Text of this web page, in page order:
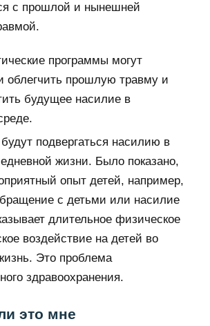
с прошлой и нынешней
программы могут
облегчить прошлую травму и
будущее насилие в
подвергаться насилию в
жизни. Было показано,
опыт детей, например,
с детьми или насилие
длительное физическое
воздействие на детей во
Это проблема
здравоохранения.
это мне